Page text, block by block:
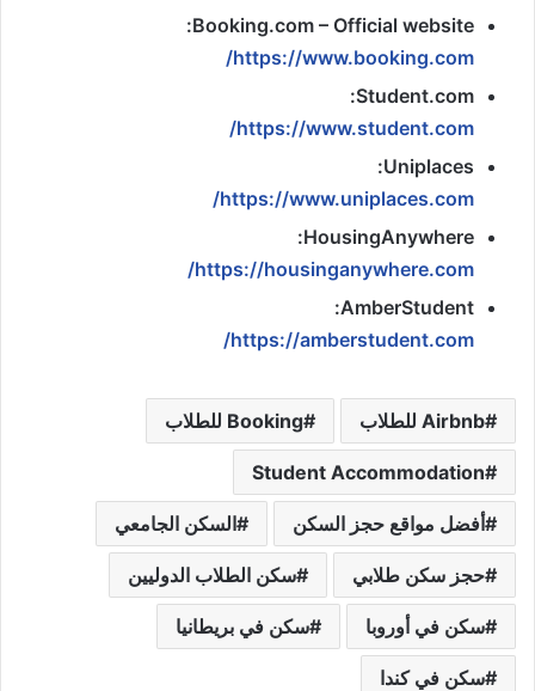
Booking.com – Official website:
https://www.booking.com/
Student.com:
https://www.student.com/
Uniplaces:
https://www.uniplaces.com/
HousingAnywhere:
https://housinganywhere.com/
AmberStudent:
https://amberstudent.com/
Airbnb للطلاب Booking للطلاب
Student Accommodation
أفضل مواقع حجز السكن السكن الجامعي
حجز سكن طلابي سكن الطلاب الدوليين
سكن في أوروبا سكن في بريطانيا
سكن في كندا